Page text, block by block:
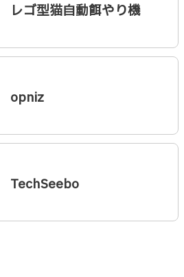
レゴ型猫自動餌やり機
opniz
TechSeebo